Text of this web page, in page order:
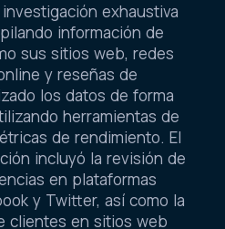
exhaustiva
información de
sus sitios web, redes
y reseñas de
los datos de forma
herramientas de
de rendimiento. El
incluyó la revisión de
en plataformas
y Twitter, así como la
clientes en sitios web